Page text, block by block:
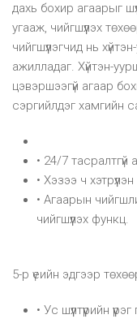
дахь бохир агаарыг
угааж, чийгшүүлэх
чийгшүүлэгчид нь
ажилладаг. Хүйтэн-
цэвэршээгүй агаар
сэргийлдэг хамгийн
• 24/7 тасралтгүй
• Хэзээ ч хэтрүүлэн
• Агаарын
чийгшүүлэх функц.
5-р үеийн эдгээр
• Ус шүүлтүүрийн